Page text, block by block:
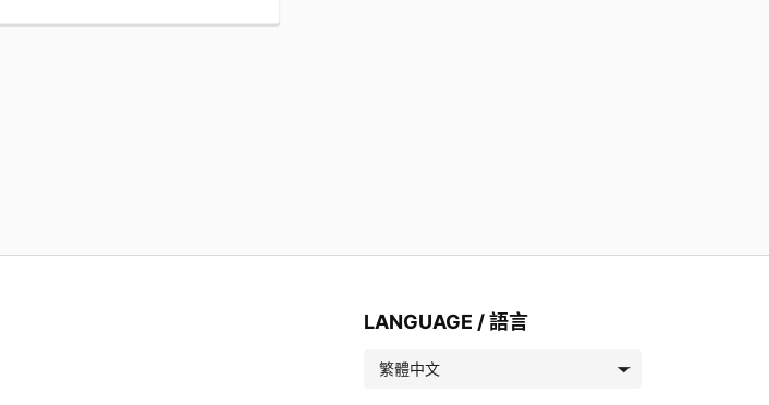
LANGUAGE / 語言